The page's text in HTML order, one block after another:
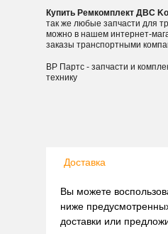
Купить Ремкомплект ДВС
так же любые запчасти для
можно в нашем интернет-
заказы транспортными
ВР Партс - запчасти и
технику
Доставка
Вы можете
ниже
доставки или